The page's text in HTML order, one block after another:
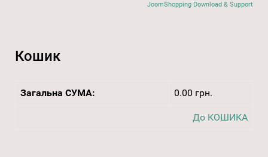
JoomShopping Download & Support
Кошик
Загальна СУМА: 0.00 грн.
До КОШИКА